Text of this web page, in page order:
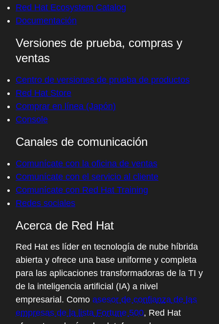
Red Hat Ecosystem Catalog
Documentación
Versiones de prueba, compras y
ventas
Centro de versiones de prueba de productos
Red Hat Store
Comprar en línea (Japón)
Console
Canales de comunicación
Comunícate con la oficina de ventas
Comunícate con el servicio al cliente
Comunícate con Red Hat Training
Redes sociales
Acerca de Red Hat
Red Hat es líder en tecnología de nube híbrida
abierta y ofrece una base uniforme y completa
para las aplicaciones transformadoras de la TI y
de la inteligencia artificial (IA) a nivel
empresarial. Como asesor de confianza de las
empresas de la lista Fortune 500, Red Hat